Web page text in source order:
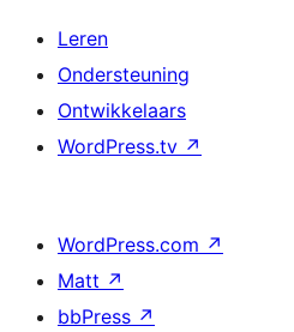
Leren
Ondersteuning
Ontwikkelaars
WordPress.tv ↗
WordPress.com ↗
Matt ↗
bbPress ↗